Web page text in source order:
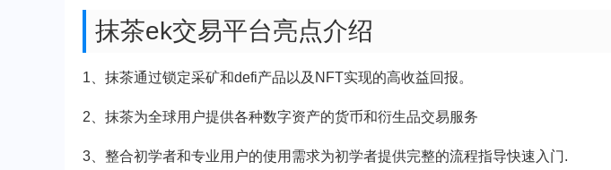
抹茶ek交易平台亮点介绍
1、抹茶通过锁定采矿和defi产品以及NFT实现的高收益回报。
2、抹茶为全球用户提供各种数字资产的货币和衍生品交易服务
3、整合初学者和专业用户的使用需求为初学者提供完整的流程指导快速入门.